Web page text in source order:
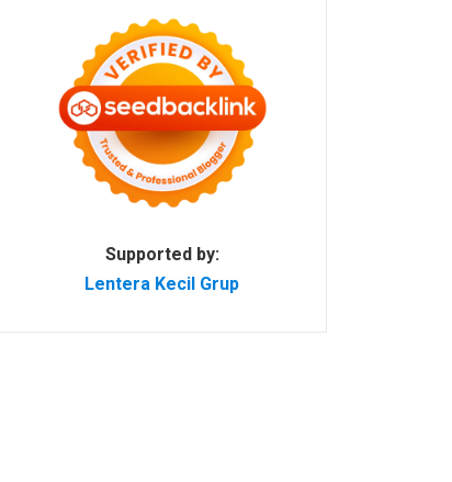
Supported by:
Lentera Kecil Grup